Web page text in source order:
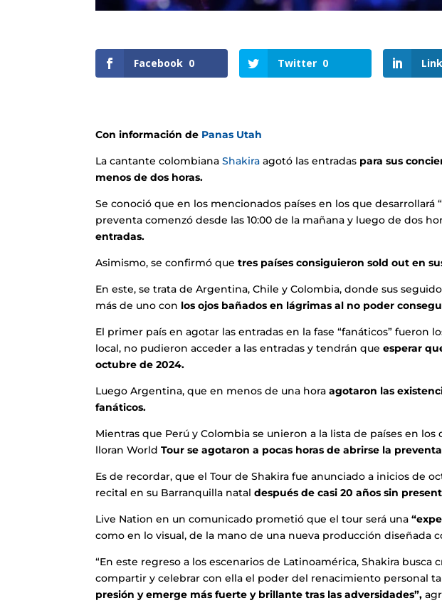
Facebook 0 Twitter 0
Con información de Panas Utah
La cantante colombianaShakira agotó las entradas para sus
menos de dos horas.
Se conoció que en los mencionados países en los que desarrollará
preventa comenzó desde las 10:00 de la mañana y luego de dos
entradas.
Asimismo, se confirmó quetres países consiguieron sold out en
En este, se trata de Argentina, Chile y Colombia, donde sus
más de uno con los ojos bañados en lágrimas al no poder
El primer país en agotar las entradas en la fase “fanáticos” fueron
local, no pudieron acceder a las entradas y tendrán queesperar
octubre de 2024.
Luego Argentina, que en menos de una horaagotaron las
fanáticos.
Mientras que Perú y Colombia se unieron a la lista de países en los
lloran WorldTour se agotaron a pocas horas de abrirse la
Es de recordar, que el Tour de Shakira fue anunciado a inicios de
recital en su Barranquilla nataldespués de casi 20 años sin
Live Nation en un comunicado prometió que el tour será una
como en lo visual, de la mano de una nueva producción diseñada
“En este regreso a los escenarios de Latinoamérica, Shakira busca
compartir y celebrar con ella el poder del renacimiento personal
presión y emerge más fuerte y brillante tras las adversidades”,